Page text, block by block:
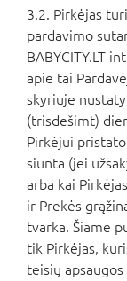
3.2. Pirkėjas
pardavimo
BABYCITY.LT
apie tai
skyriuje
(trisdešimt)
Pirkėjui
siunta (jei
arba kai
ir Prekės
tvarka. Šiame
tik Pirkėjas,
teisių